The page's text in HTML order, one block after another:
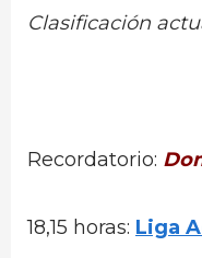
Clasificación
Recordatorio:
18,15 horas: Liga